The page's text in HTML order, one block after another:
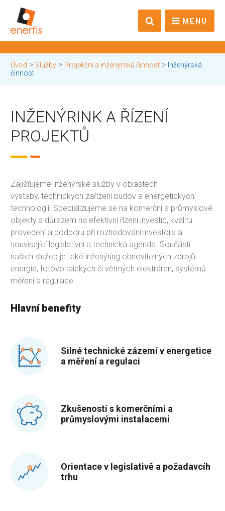
MENU
Úvod > Služby > Projekční a inženýrská činnost > Inženýrská
činnost
INŽENÝRINK A ŘÍZENÍ
PROJEKTŮ
Zajišťujeme inženýrské služby v oblastech
výstaby, technických zařízení budov a energetických
technologií. Specializujeme se na komerční a průmyslové
objekty s důrazem na efektivní řízení investic, kvalitu
provedení a podporu při rozhodování investora a
související legislativní a technická agenda. Součástí
našich služeb je také inženýring obnovitelných zdrojů
energie, fotovoltaických či větrných elektráren, systémů
měření a regulace
Hlavní benefity
Silné technické zázemí v energetice
a měření a regulaci
Zkušenosti s komerčními a
průmyslovými instalacemi
Orientace v legislativě a požadavcíh
trhu